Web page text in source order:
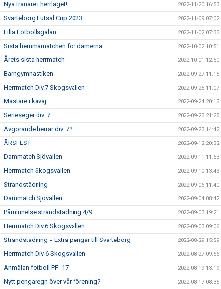
Nya tränare i herrlaget! 2022-11-20 16:53
Svarteborg Futsal Cup 2023 2022-11-09 07:02
Lilla Fotbollsgalan 2022-11-02 07:33
Sista hemmamatchen för damerna 2022-10-02 10:51
Årets sista herrmatch 2022-10-01 12:50
Barngymnastiken 2022-09-27 11:15
Herrmatch Div.7 Skogsvallen 2022-09-25 11:07
Mästare i kavaj 2022-09-24 20:13
Serieseger div. 7 2022-09-23 21:25
Avgörande herrar div. 7? 2022-09-23 14:42
ÅRSFEST 2022-09-12 20:32
Dammatch Sjövallen 2022-09-11 11:53
Herrmatch Skogsvallen 2022-09-10 13:43
Strandstädning 2022-09-06 11:40
Dammatch Sjövallen 2022-09-04 08:42
Påminnelse strandstädning 4/9 2022-09-03 19:21
Herrmatch Div.6 Skogsvallen 2022-09-03 09:06
Strandstädning = Extra pengar till Svarteborg 2022-08-29 15:59
Herrmatch Div 6 Skogsvallen 2022-08-27 09:56
Anmälan fotboll PF -17 2022-08-19 13:19
Nytt pengaregn över vår förening? 2022-08-17 08:35